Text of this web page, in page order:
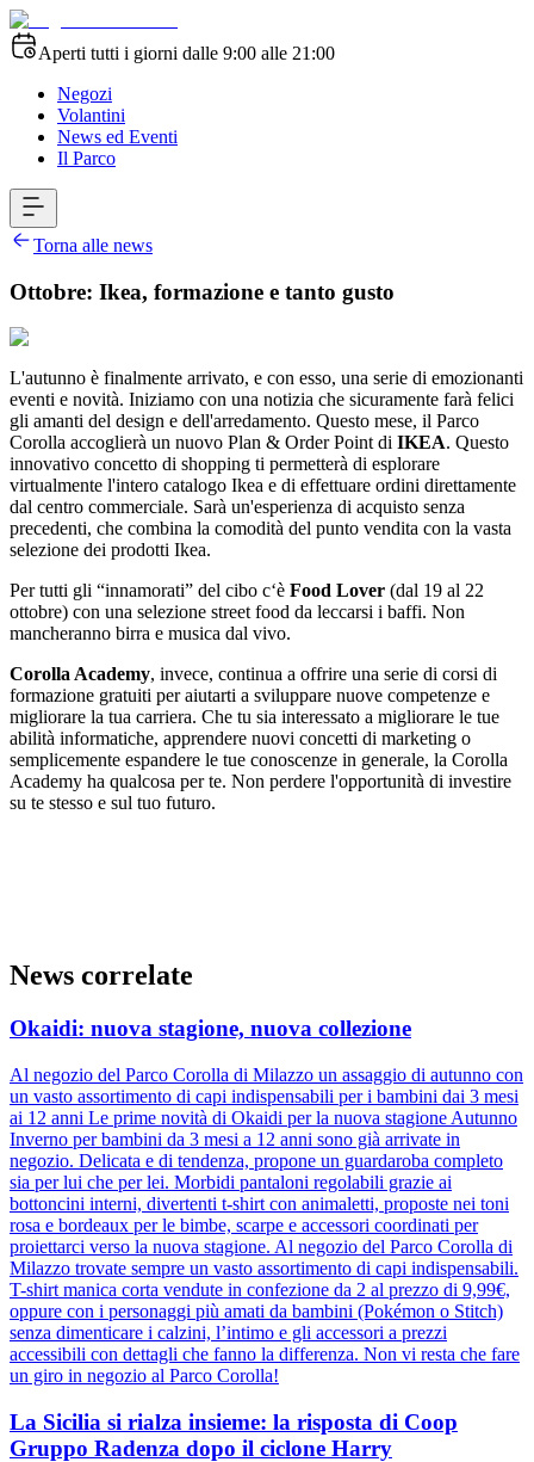
Aperti tutti i giorni dalle 9:00 alle 21:00
Negozi
Volantini
News ed Eventi
Il Parco
Torna alle news
Ottobre: Ikea, formazione e tanto gusto
L'autunno è finalmente arrivato, e con esso, una serie di emozionanti
eventi e novità. Iniziamo con una notizia che sicuramente farà felici
gli amanti del design e dell'arredamento. Questo mese, il Parco
Corolla accoglierà un nuovo Plan & Order Point di IKEA. Questo
innovativo concetto di shopping ti permetterà di esplorare
virtualmente l'intero catalogo Ikea e di effettuare ordini direttamente
dal centro commerciale. Sarà un'esperienza di acquisto senza
precedenti, che combina la comodità del punto vendita con la vasta
selezione dei prodotti Ikea.
Per tutti gli “innamorati” del cibo c‘è Food Lover (dal 19 al 22
ottobre) con una selezione street food da leccarsi i baffi. Non
mancheranno birra e musica dal vivo.
Corolla Academy, invece, continua a offrire una serie di corsi di
formazione gratuiti per aiutarti a sviluppare nuove competenze e
migliorare la tua carriera. Che tu sia interessato a migliorare le tue
abilità informatiche, apprendere nuovi concetti di marketing o
semplicemente espandere le tue conoscenze in generale, la Corolla
Academy ha qualcosa per te. Non perdere l'opportunità di investire
su te stesso e sul tuo futuro.
News correlate
Okaidi: nuova stagione, nuova collezione
Al negozio del Parco Corolla di Milazzo un assaggio di autunno con
un vasto assortimento di capi indispensabili per i bambini dai 3 mesi
ai 12 anni Le prime novità di Okaidi per la nuova stagione Autunno
Inverno per bambini da 3 mesi a 12 anni sono già arrivate in
negozio. Delicata e di tendenza, propone un guardaroba completo
sia per lui che per lei. Morbidi pantaloni regolabili grazie ai
bottoncini interni, divertenti t-shirt con animaletti, proposte nei toni
rosa e bordeaux per le bimbe, scarpe e accessori coordinati per
proiettarci verso la nuova stagione. Al negozio del Parco Corolla di
Milazzo trovate sempre un vasto assortimento di capi indispensabili.
T-shirt manica corta vendute in confezione da 2 al prezzo di 9,99€,
oppure con i personaggi più amati da bambini (Pokémon o Stitch)
senza dimenticare i calzini, l’intimo e gli accessori a prezzi
accessibili con dettagli che fanno la differenza. Non vi resta che fare
un giro in negozio al Parco Corolla!
La Sicilia si rialza insieme: la risposta di Coop
Gruppo Radenza dopo il ciclone Harry